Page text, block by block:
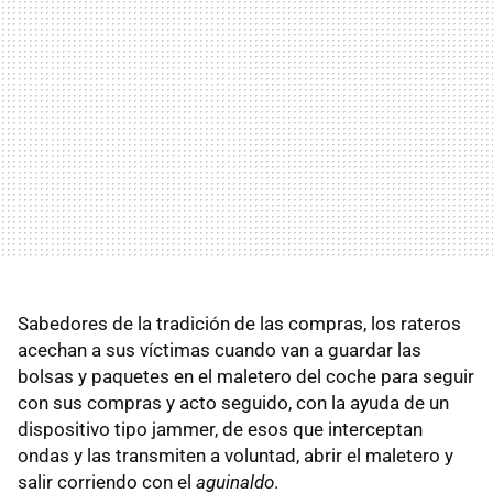
Sabedores de la tradición de las compras, los rateros
acechan a sus víctimas cuando van a guardar las
bolsas y paquetes en el maletero del coche para seguir
con sus compras y acto seguido, con la ayuda de un
dispositivo tipo jammer, de esos que interceptan
ondas y las transmiten a voluntad, abrir el maletero y
salir corriendo con el aguinaldo.